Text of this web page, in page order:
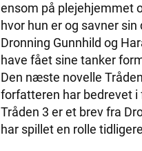
ensom på plejehjemmet
hvor hun er og savner
Dronning Gunnhild og
have fået sine tanker
Den næste novelle
forfatteren har bedrevet i
Tråden 3 er et brev fra
har spillet en rolle